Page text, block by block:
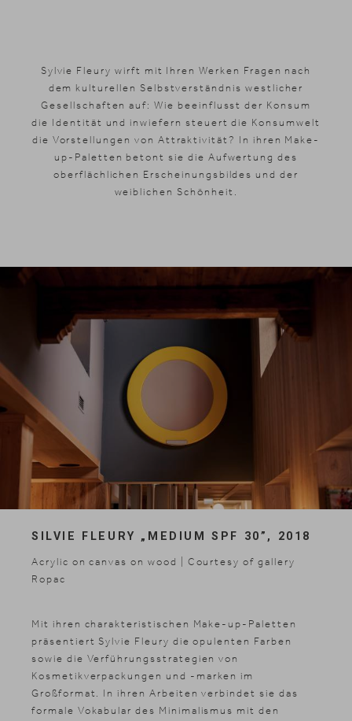
News & Stories
Sylvie Fleury wirft mit Ihren Werken Fragen nach
dem kulturellen Selbstverständnis westlicher
Gesellschaften auf: Wie beeinflusst der Konsum
die Identität und inwiefern steuert die Konsumwelt
die Vorstellungen von Attraktivität? In ihren Make-
up-Paletten betont sie die Aufwertung des
oberflächlichen Erscheinungsbildes und der
weiblichen Schönheit.
SILVIE FLEURY „MEDIUM SPF 30”, 2018
Acrylic on canvas on wood | Courtesy of gallery
Ropac
Mit ihren charakteristischen Make-up-Paletten
präsentiert Sylvie Fleury die opulenten Farben
sowie die Verführungsstrategien von
Kosmetikverpackungen und -marken im
Großformat. In ihren Arbeiten verbindet sie das
formale Vokabular des Minimalismus mit den